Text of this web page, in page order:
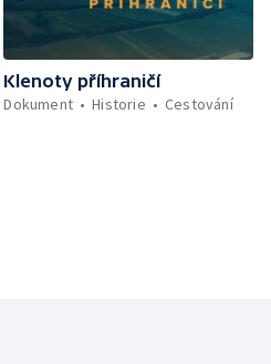
Klenoty příhraničí
Dokument
Historie Cestování